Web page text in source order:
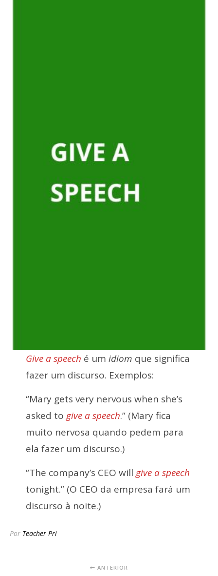
Give a speech é um idiom que significa
fazer um discurso. Exemplos:
“Mary gets very nervous when she’s
asked to give a speech.” (Mary fica
muito nervosa quando pedem para
ela fazer um discurso.)
“The company’s CEO will give a speech
tonight.” (O CEO da empresa fará um
discurso à noite.)
Por Teacher Pri
ANTERIOR